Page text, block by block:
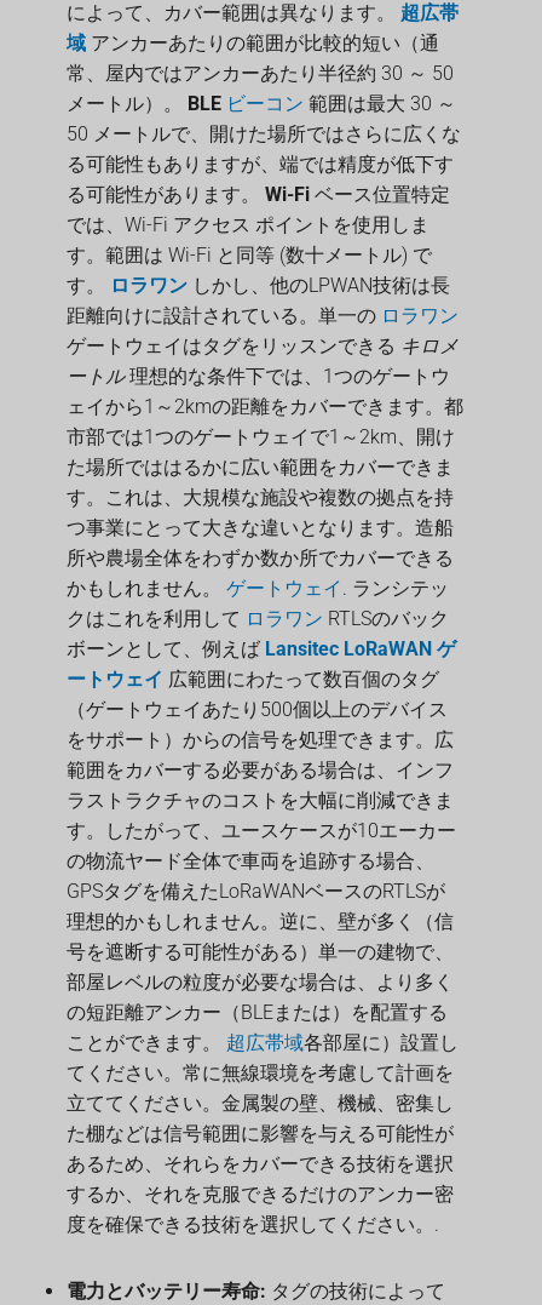
によって、カバー範囲は異なります。 超広帯
域 アンカーあたりの範囲が比較的短い（通
常、屋内ではアンカーあたり半径約 30 ～ 50
メートル）。
BLE ビーコン 範囲は最大 30 ～
50 メートルで、開けた場所ではさらに広くな
る可能性もありますが、端では精度が低下す
る可能性があります。 Wi-Fi ベース位置特定
では、Wi-Fi アクセス ポイントを使用しま
す。範囲は Wi-Fi と同等 (数十メートル) で
す。
ロラワン しかし、他のLPWAN技術は長
距離向けに設計されている。単一の ロラワン
ゲートウェイはタグをリッスンできる キロメ
ートル理想的な条件下では、1つのゲートウ
ェイから1～2kmの距離をカバーできます。都
市部では1つのゲートウェイで1～2km、開け
た場所でははるかに広い範囲をカバーできま
す。これは、大規模な施設や複数の拠点を持
つ事業にとって大きな違いとなります。造船
所や農場全体をわずか数か所でカバーできる
かもしれません。 ゲートウェイ . ランシテッ
クはこれを利用して ロラワン RTLSのバック
ボーンとして、例えば Lansitec LoRaWAN ゲ
ートウェイ 広範囲にわたって数百個のタグ
（ゲートウェイあたり500個以上のデバイス
をサポート）からの信号を処理できます。広
範囲をカバーする必要がある場合は、インフ
ラストラクチャのコストを大幅に削減できま
す。したがって、ユースケースが10エーカー
の物流ヤード全体で車両を追跡する場合、
GPSタグを備えたLoRaWANベースのRTLSが
理想的かもしれません。逆に、壁が多く（信
号を遮断する可能性がある）単一の建物で、
部屋レベルの粒度が必要な場合は、より多く
の短距離アンカー（BLEまたは）を配置する
ことができます。 超広帯域各部屋に）設置し
てください。常に無線環境を考慮して計画を
立ててください。金属製の壁、機械、密集し
た棚などは信号範囲に影響を与える可能性が
あるため、それらをカバーできる技術を選択
するか、それを克服できるだけのアンカー密
度を確保できる技術を選択してください。.
電力とバッテリー寿命: タグの技術によって